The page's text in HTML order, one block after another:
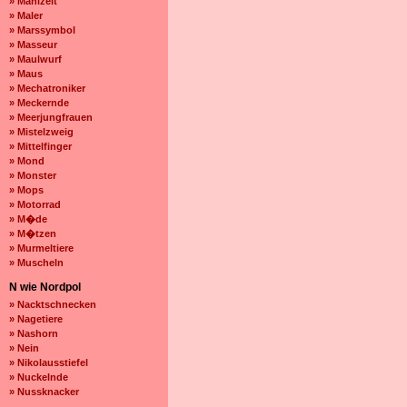
» Maler
» Marssymbol
» Masseur
» Maulwurf
» Maus
» Mechatroniker
» Meckernde
» Meerjungfrauen
» Mistelzweig
» Mittelfinger
» Mond
» Monster
» Mops
» Motorrad
» M�de
» M�tzen
» Murmeltiere
» Muscheln
N wie Nordpol
» Nacktschnecken
» Nagetiere
» Nashorn
» Nein
» Nikolausstiefel
» Nuckelnde
» Nussknacker